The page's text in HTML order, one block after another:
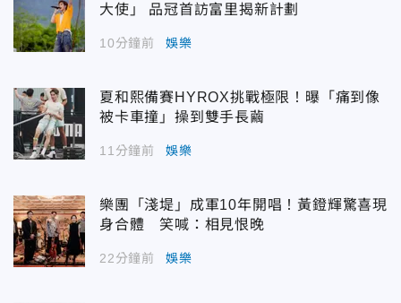
大使」 品冠首訪富里揭新計劃
10分鐘前 娛樂
夏和熙備賽HYROX挑戰極限！曝「痛到像
被卡車撞」操到雙手長繭
11分鐘前 娛樂
樂團「淺堤」成軍10年開唱！黃鐙輝驚喜現
身合體 笑喊：相見恨晚
22分鐘前 娛樂